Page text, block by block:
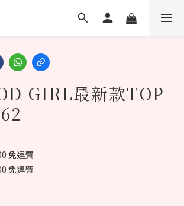
GIRL最新款TOP-
免運費
免運費